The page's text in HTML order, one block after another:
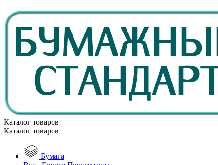
Каталог товаров
Каталог товаров
Бумага